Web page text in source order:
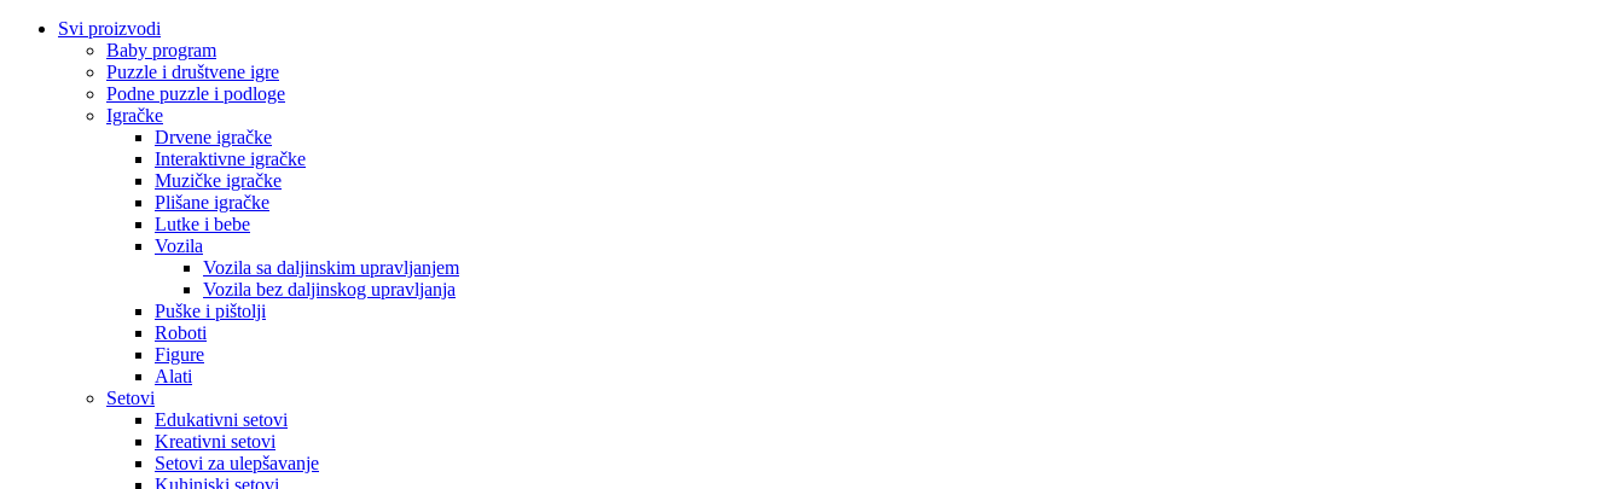
Svi proizvodi
Baby program
Puzzle i društvene igre
Podne puzzle i podloge
Igračke
Drvene igračke
Interaktivne igračke
Muzičke igračke
Plišane igračke
Lutke i bebe
Vozila
Vozila sa daljinskim upravljanjem
Vozila bez daljinskog upravljanja
Puške i pištolji
Roboti
Figure
Alati
Setovi
Edukativni setovi
Kreativni setovi
Setovi za ulepšavanje
Kuhinjski setovi